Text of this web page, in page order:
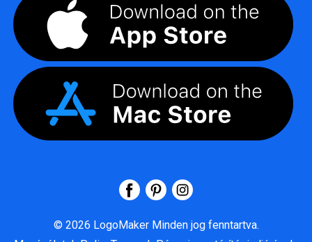
© 2026 LogoMaker Minden jog fenntartva.